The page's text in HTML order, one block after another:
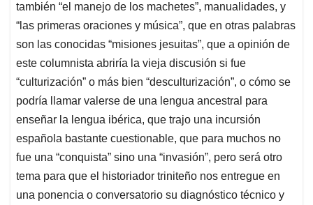
también “el manejo de los machetes”, manualidades, y
“las primeras oraciones y música”, que en otras palabras
son las conocidas “misiones jesuitas”, que a opinión de
este columnista abriría la vieja discusión si fue
“culturización” o más bien “desculturización”, o cómo se
podría llamar valerse de una lengua ancestral para
enseñar la lengua ibérica, que trajo una incursión
española bastante cuestionable, que para muchos no
fue una “conquista” sino una “invasión”, pero será otro
tema para que el historiador triniteño nos entregue en
una ponencia o conversatorio su diagnóstico técnico y